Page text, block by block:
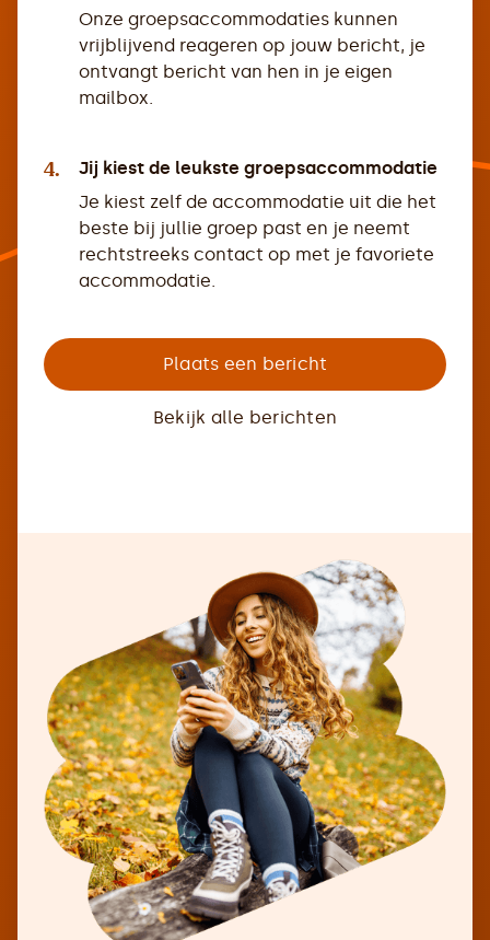
Onze groepsaccommodaties kunnen
vrijblijvend reageren op jouw bericht, je
ontvangt bericht van hen in je eigen
mailbox.
4.
Jij kiest de leukste groepsaccommodatie
Je kiest zelf de accommodatie uit die het
beste bij jullie groep past en je neemt
rechtstreeks contact op met je favoriete
accommodatie.
Plaats een bericht
Bekijk alle berichten